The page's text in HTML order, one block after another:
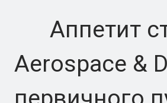
Аппетит
Aerospace &